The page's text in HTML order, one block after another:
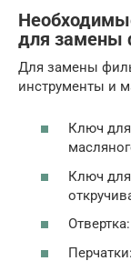
для замены
Для замены
инструменты и
Ключ
Ключ